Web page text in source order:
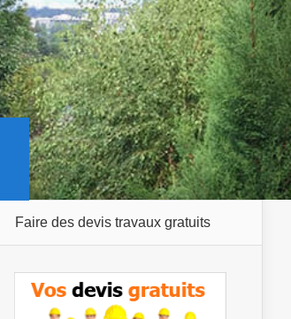
Faire des devis travaux gratuits